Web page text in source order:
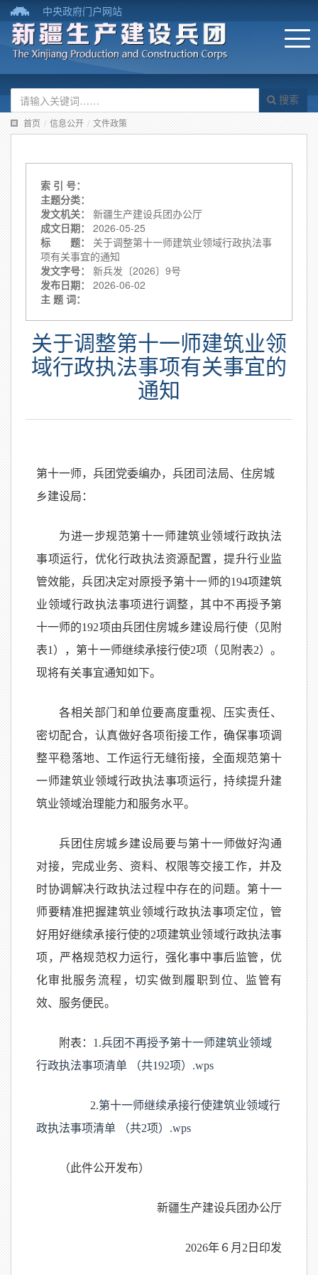
中央政府门户网站
搜索
首页 / 信息公开 / 文件政策
索 引 号：
主题分类：
发文机关：
新疆生产建设兵团办公厅
成文日期：
2026-05-25
标 题：
关于调整第十一师建筑业领域行政执法事
项有关事宜的通知
发文字号：
新兵发〔2026〕9号
发布日期：
2026-06-02
主 题 词：
关于调整第十一师建筑业领
域行政执法事项有关事宜的
通知
第十一师，兵团党委编办，兵团司法局、住房城
乡建设局：
为进一步规范第十一师建筑业领域行政执法
事项运行，优化行政执法资源配置，提升行业监
管效能，兵团决定对原授予第十一师的194项建筑
业领域行政执法事项进行调整，其中不再授予第
十一师的192项由兵团住房城乡建设局行使（见附
表1），第十一师继续承接行使2项（见附表2）。
现将有关事宜通知如下。
各相关部门和单位要高度重视、压实责任、
密切配合，认真做好各项衔接工作，确保事项调
整平稳落地、工作运行无缝衔接，全面规范第十
一师建筑业领域行政执法事项运行，持续提升建
筑业领域治理能力和服务水平。
兵团住房城乡建设局要与第十一师做好沟通
对接，完成业务、资料、权限等交接工作，并及
时协调解决行政执法过程中存在的问题。第十一
师要精准把握建筑业领域行政执法事项定位，管
好用好继续承接行使的2项建筑业领域行政执法事
项，严格规范权力运行，强化事中事后监管，优
化审批服务流程，切实做到履职到位、监管有
效、服务便民。
附表： 1.兵团不再授予第十一师建筑业领域
行政执法事项清单 （共192项）.wps
2.第十一师继续承接行使建筑业领域行
政执法事项清单 （共2项）.wps
（此件公开发布）
新疆生产建设兵团办公厅
2026年６月2日印发